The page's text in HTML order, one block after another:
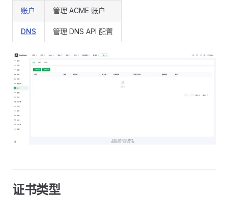
账户 管理 ACME 账户
DNS 管理 DNS API 配置
证书类型